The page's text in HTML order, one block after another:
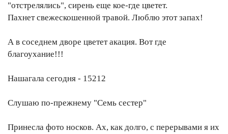
"отстрелялись", сирень еще кое-где цветет.
Пахнет свежескошенной травой. Люблю этот запах!
А в соседнем дворе цветет акация. Вот где
благоухание!!!
Нашагала сегодня - 15212
Слушаю по-прежнему "Семь сестер"
Принесла фото носков. Ах, как долго, с перерывами я их